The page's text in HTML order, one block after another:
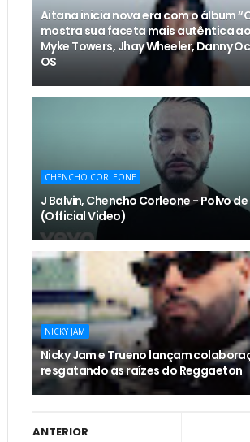
Aitana inicia nova era com o álbum
mostra sua faceta mais autêntica
Myke Towers, Jhay Wheeler, Danny
OS
CHENCHO CORLEONE
J Balvin, Chencho Corleone - Polvo
(Official Video)
NICKY JAM
Nicky Jam e Trueno lançam
resgatando as raízes do Reggaeton
ANTERIOR